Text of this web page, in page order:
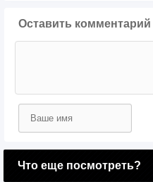
Оставить комментарий
Что еще посмотреть?